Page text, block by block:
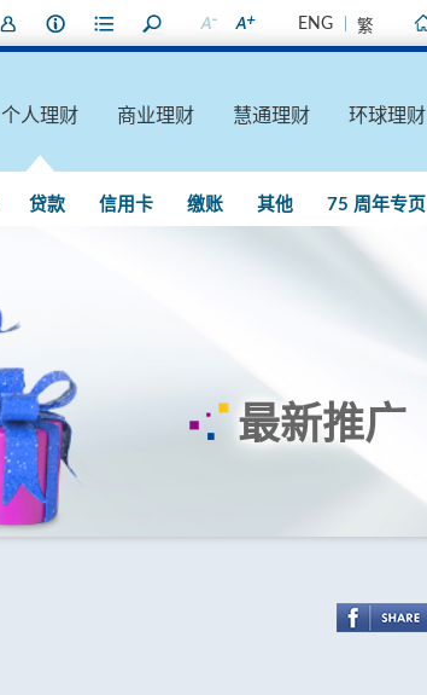
ENG 繁
个人理财 商业理财 慧通理财 环球理财
贷款 信用卡 缴账 其他 75 周年专页
最新推广